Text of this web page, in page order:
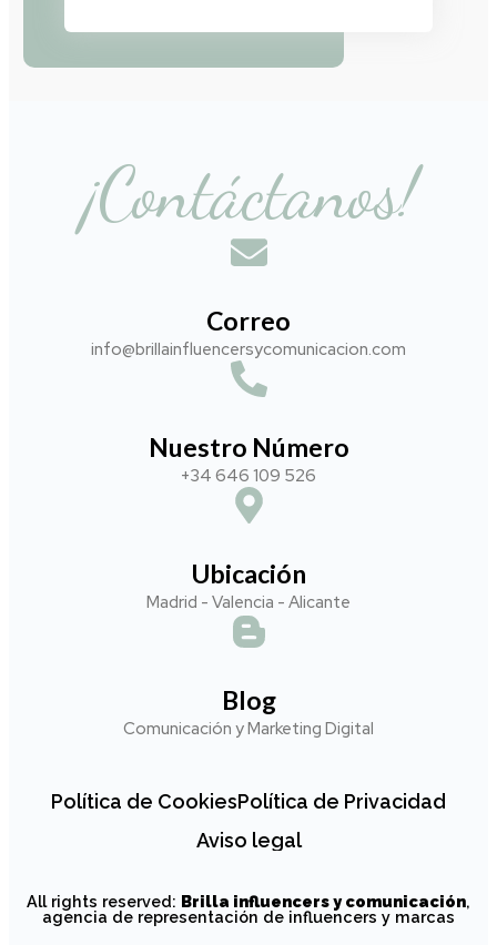
¡Contáctanos!
Correo
info@brillainfluencersycomunicacion.com​
Nuestro Número
+34 646 109 526
Ubicación
Madrid - Valencia - Alicante
Blog
Comunicación y Marketing Digital
Política de CookiesPolítica de Privacidad
Aviso legal
All rights reserved: Brilla influencers y comunicación,
agencia de representación de influencers y marcas